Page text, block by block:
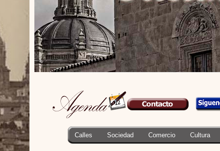
Calles Sociedad Comercio Cultura